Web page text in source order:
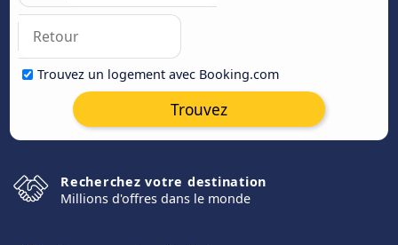
Trouvez un logement avec Booking.com
Trouvez
Recherchez votre destination
Millions d'offres dans le monde